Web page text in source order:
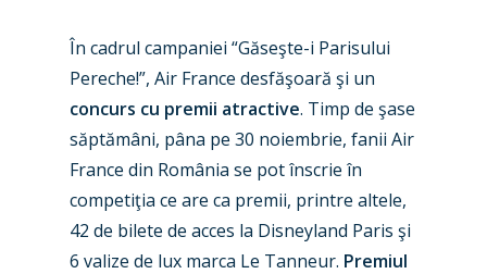
În cadrul campaniei “Găseşte-i Parisului
Pereche!”, Air France desfăşoară şi un
concurs cu premii atractive. Timp de şase
săptămâni, pâna pe 30 noiembrie, fanii Air
France din România se pot înscrie în
competiţia ce are ca premii, printre altele,
42 de bilete de acces la Disneyland Paris şi
6 valize de lux marca Le Tanneur. Premiul
Paris 2019
Jobs
Contact